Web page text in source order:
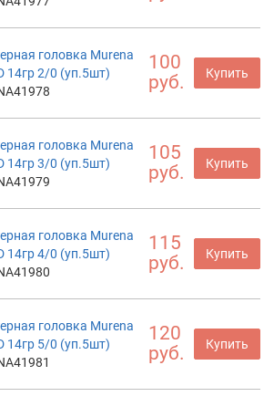
головка Murena
14гр 2/0 (уп.5шт)
100
руб.
Купить
головка Murena
14гр 3/0 (уп.5шт)
105
руб.
Купить
головка Murena
14гр 4/0 (уп.5шт)
115
руб.
Купить
головка Murena
14гр 5/0 (уп.5шт)
120
руб.
Купить